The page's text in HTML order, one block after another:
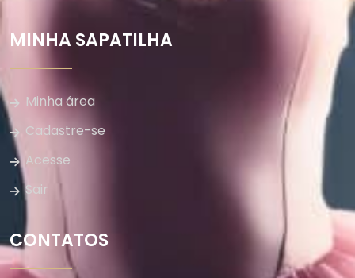
MINHA SAPATILHA
Minha área
Cadastre-se
Acesse
Sair
CONTATOS